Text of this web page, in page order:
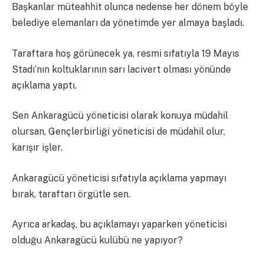
Başkanlar müteahhit olunca nedense her dönem böyle
belediye elemanları da yönetimde yer almaya başladı.
Taraftara hoş görünecek ya, resmi sıfatıyla 19 Mayıs
Stadı’nın koltuklarının sarı lacivert olması yönünde
açıklama yaptı.
Sen Ankaragücü yöneticisi olarak konuya müdahil
olursan, Gençlerbirliği yöneticisi de müdahil olur,
karışır işler.
Ankaragücü yöneticisi sıfatıyla açıklama yapmayı
bırak, taraftarı örgütle sen.
Ayrıca arkadaş, bu açıklamayı yaparken yöneticisi
olduğu Ankaragücü kulübü ne yapıyor?